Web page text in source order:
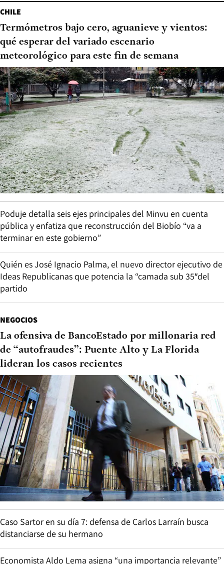
CHILE
Termómetros bajo cero, aguanieve y vientos:
qué esperar del variado escenario
meteorológico para este fin de semana
Poduje detalla seis ejes principales del Minvu en cuenta
pública y enfatiza que reconstrucción del Biobío “va a
terminar en este gobierno”
Quién es José Ignacio Palma, el nuevo director ejecutivo de
Ideas Republicanas que potencia la “camada sub 35″del
partido
NEGOCIOS
La ofensiva de BancoEstado por millonaria red
de “autofraudes”: Puente Alto y La Florida
lideran los casos recientes
Caso Sartor en su día 7: defensa de Carlos Larraín busca
distanciarse de su hermano
Economista Aldo Lema asigna “una importancia relevante”